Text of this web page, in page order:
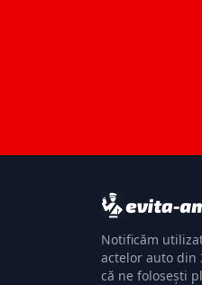
Notificăm
actelor auto din
că ne folosești